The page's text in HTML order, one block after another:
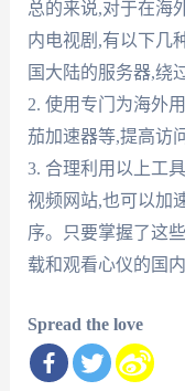
总的来说,对于在海
内电视剧,有以下几
国大陆的服务器,绕
2. 使用专门为海外
茄加速器等,提高访
3. 合理利用以上工
视频网站,也可以加
序。只要掌握了这
载和观看心仪的国内
Spread the love